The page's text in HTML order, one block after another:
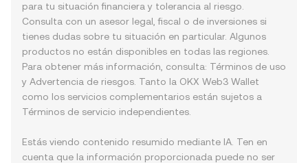
para tu situación financiera y tolerancia al riesgo.
Consulta con un asesor legal, fiscal o de inversiones si
tienes dudas sobre tu situación en particular. Algunos
productos no están disponibles en todas las regiones.
Para obtener más información, consulta: Términos de uso
y Advertencia de riesgos . Tanto la OKX Web3 Wallet
como los servicios complementarios están sujetos a
Términos de servicio independientes.
Estás viendo contenido resumido mediante IA. Ten en
cuenta que la información proporcionada puede no ser